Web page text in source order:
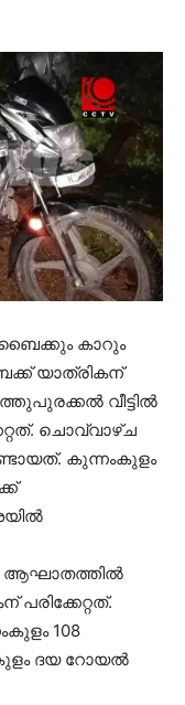
ബൈക്കും കാറും
യാത്രികന്
വീട്ടില്‍
ചൊവ്വാഴ്ച
കുന്നംകുളം
ആഘാതത്തില്‍
108
ദയ റോയല്‍